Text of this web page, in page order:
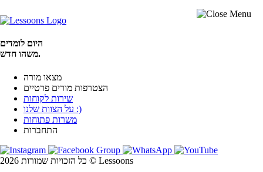
היום לומדים
משהו חדש.
מצאו מורה
הצטרפות מורים פרטיים
שירות לקוחות
על הצוות שלנו :)
משרות פתוחות
התחברות
כל הזכויות שמורות 2026 © Lessoons